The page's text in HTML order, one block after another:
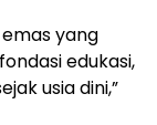
yang
edukasi,
usia dini,”